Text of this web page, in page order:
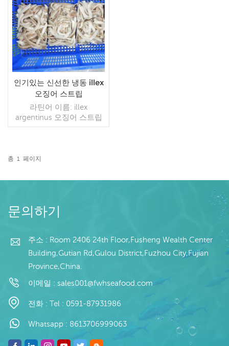
인기있는 신선한 냉동 illex
오징어 스트립
라틴어 이름: illex
argentinus 오징어 스트립
사양: 고객 사양 프로세스:
가방(맞춤형) 판매 모델: 도
컨테이너 / 40피트 컨테이
송: 입금 확인 후 20일 이내
원산지: 중국 브랜드: 푸 완
총 1 페이지
문의하기
주소 : Room 2406 24th Floor,Fusheng Wealth Center
Building,Gutian Rd,Gulou District,Fuzhou City,Fujian
Province,China.
이메일 : sales001@fwhseafood.com
전화 : Tel : 0591-87931986
Whatsapp : 8613706999063